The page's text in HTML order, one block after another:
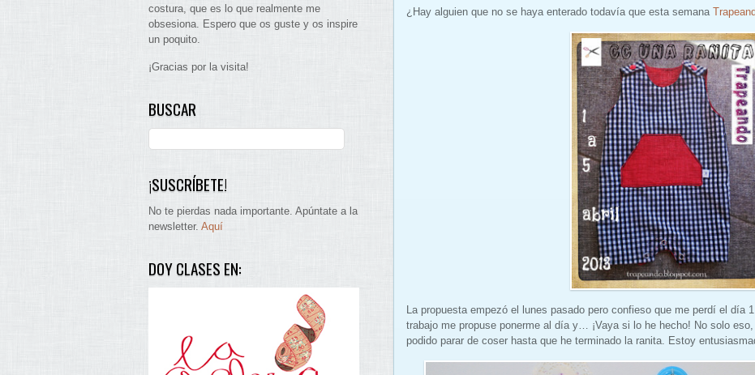
¿Hay alguien que no se haya enterado todavía que esta semana
La propuesta empezó el lunes pasado pero confieso que me perdí el día
trabajo me propuse ponerme al día y… ¡Vaya si lo he hecho! No solo
podido parar de coser hasta que he terminado la ranita. Estoy
costura, que es lo que realmente me
obsesiona. Espero que os guste y os inspire
un poquito.
¡Gracias por la visita!
BUSCAR
¡SUSCRÍBETE!
No te pierdas nada importante. Apúntate a la
newsletter. Aquí
DOY CLASES EN: